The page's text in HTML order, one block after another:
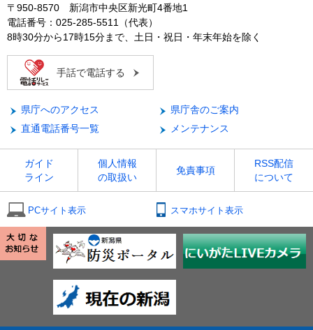
〒950-8570 新潟市中央区新光町4番地1
電話番号：025-285-5511（代表）
8時30分から17時15分まで、土日・祝日・年末年始を除く
手話で電話する
県庁へのアクセス
県庁舎のご案内
直通電話番号一覧
メンテナンス
ガイド
ライン
個人情報
の取扱い
免責事項
RSS配信
について
PCサイト表示 スマホサイト表示